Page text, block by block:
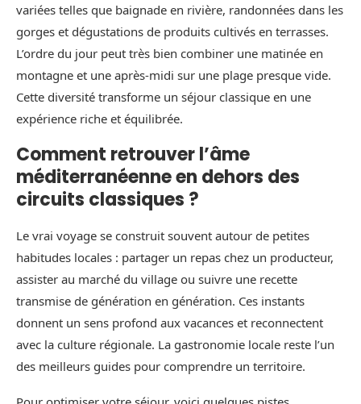
variées telles que baignade en rivière, randonnées dans les
gorges et dégustations de produits cultivés en terrasses.
L’ordre du jour peut très bien combiner une matinée en
montagne et une après-midi sur une plage presque vide.
Cette diversité transforme un séjour classique en une
expérience riche et équilibrée.
Comment retrouver l’âme
méditerranéenne en dehors des
circuits classiques ?
Le vrai voyage se construit souvent autour de petites
habitudes locales : partager un repas chez un producteur,
assister au marché du village ou suivre une recette
transmise de génération en génération. Ces instants
donnent un sens profond aux vacances et reconnectent
avec la culture régionale. La gastronomie locale reste l’un
des meilleurs guides pour comprendre un territoire.